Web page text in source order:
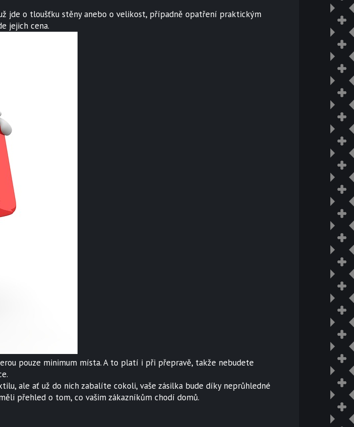
jde o tloušťku stěny anebo o velikost, případně opatření praktickým
jejich cena.
pouze minimum místa. A to platí i při přepravě, takže nebudete
ale ať už do nich zabalíte cokoli, vaše zásilka bude díky neprůhledné
přehled o tom, co vašim zákazníkům chodí domů.